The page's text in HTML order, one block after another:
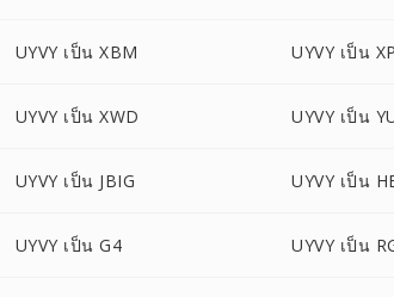
UYVY เป็น XBM UYVY เป็น
UYVY เป็น XWD UYVY เป็น
UYVY เป็น JBIG UYVY เป็น
UYVY เป็น G4 UYVY เป็น